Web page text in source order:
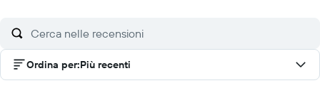
Ordina per:Più recenti